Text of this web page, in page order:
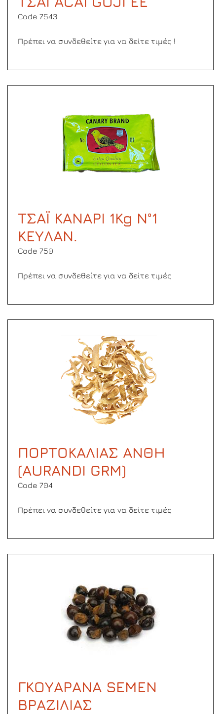
Code 7543
Πρέπει να συνδεθείτε για να δείτε τιμές !
ΤΣΑΪ ΚΑΝΑΡΙ 1Kg Ν°1
ΚΕΥΛΑΝ.
Code 750
Πρέπει να συνδεθείτε για να δείτε τιμές
ΠΟΡΤΟΚΑΛΙΑΣ ΑΝΘΗ
(AURANDI GRM)
Code 704
Πρέπει να συνδεθείτε για να δείτε τιμές
ΓΚΟΥΑΡΑΝΑ SEMEN
ΒΡΑΖΙΛΙΑΣ